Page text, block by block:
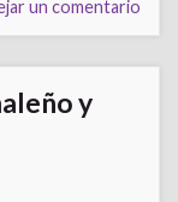
un comentario
y